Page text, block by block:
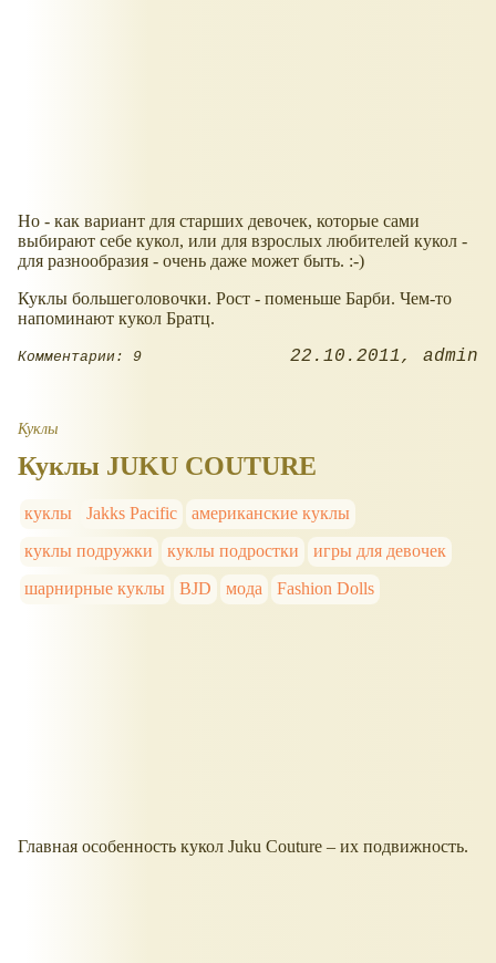
Но - как вариант для старших девочек, которые сами
выбирают себе кукол, или для взрослых любителей кукол -
для разнообразия - очень даже может быть. :-)
Куклы большеголовочки. Рост - поменьше Барби. Чем-то
напоминают кукол Братц.
Комментарии: 9 22.10.2011 admin
Куклы
Куклы JUKU COUTURE
куклы Jakks Pacific
американские куклы
куклы подружки
куклы подростки
игры для девочек
шарнирные куклы
BJD мода Fashion Dolls
Главная особенность кукол Juku Couture – их подвижность.